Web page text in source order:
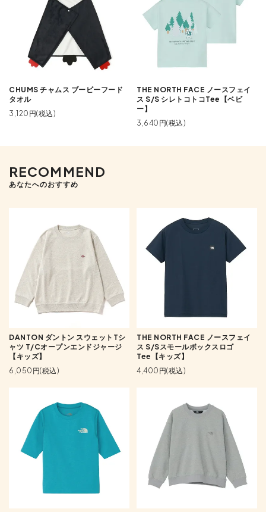
CHUMS チャムス ブービーフード
タオル
3,120円(税込)
THE NORTH FACE ノースフェイ
ス S/S シレトコトコTee【ベビ
ー】
3,640円(税込)
RECOMMEND
あなたへのおすすめ
DANTON ダントン スウェットTシ
ャツ T/Cオープンエンドジャージ
【キッズ】
6,050円(税込)
THE NORTH FACE ノースフェイ
ス S/Sスモールボックスロゴ
Tee【キッズ】
4,400円(税込)